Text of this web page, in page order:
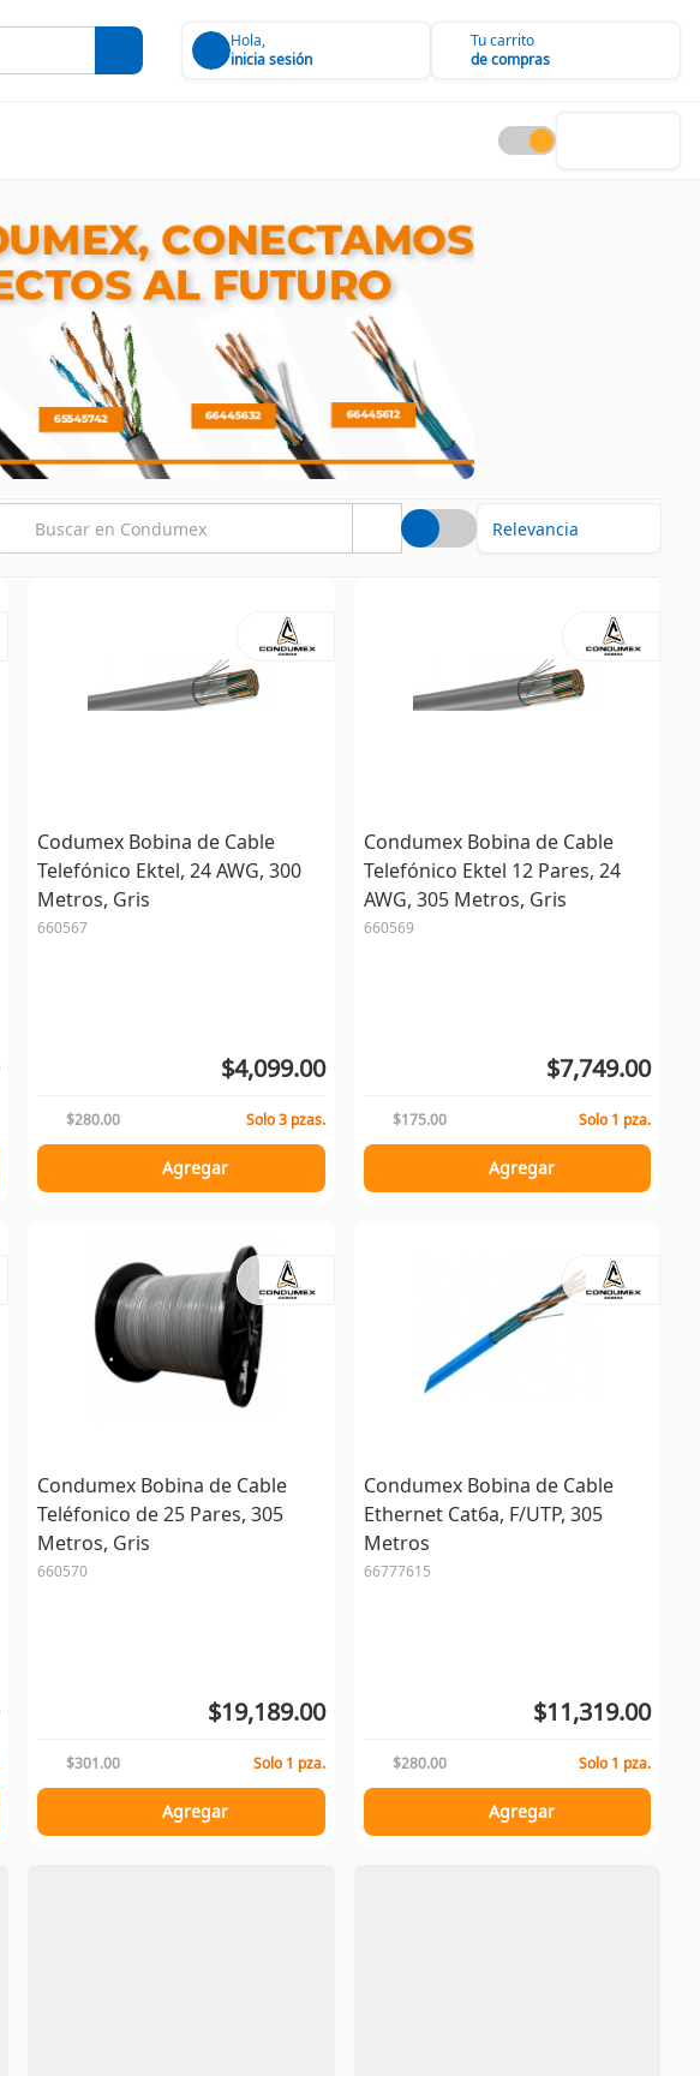
Hola,
inicia sesión
Tu carrito
de compras
Codumex Bobina de Cable
Telefónico Ektel, 24 AWG, 300
Metros, Gris
660567
$4,099.00
$280.00 Solo 3 pzas.
Agregar
Condumex Bobina de Cable
Telefónico Ektel 12 Pares, 24
AWG, 305 Metros, Gris
660569
$7,749.00
$175.00 Solo 1 pza.
Agregar
Condumex Bobina de Cable
Teléfonico de 25 Pares, 305
Metros, Gris
660570
$19,189.00
$301.00 Solo 1 pza.
Agregar
Condumex Bobina de Cable
Ethernet Cat6a, F/UTP, 305
Metros
66777615
$11,319.00
$280.00 Solo 1 pza.
Agregar